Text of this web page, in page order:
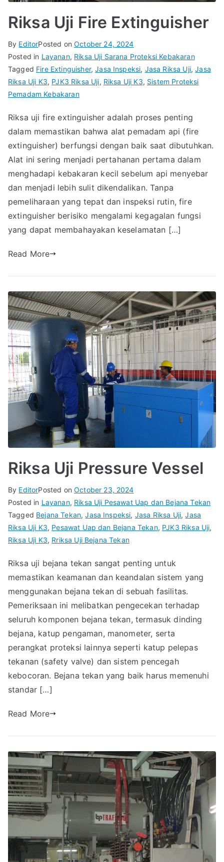
Riksa Uji Fire Extinguisher
By EditorPosted onOctober 24, 2024
Posted in Layanan, Riksa Uji Sarana Proteksi Kebakaran
Tagged Fire Extinguisher,Jasa Inspeksi, Jasa Riksa Uji,Jasa
Riksa Uji K3, PJK3 Riksa Uji, Riksa Uji K3, Sistem Proteksi
Pemadam Kebakaran
Riksa uji fire extinguisher adalah proses penting
dalam memastikan bahwa alat pemadam api (fire
extinguisher) berfungsi dengan baik saat dibutuhkan.
Alat ini sering menjadi pertahanan pertama dalam
menghadapi kebakaran kecil sebelum api menyebar
dan menjadi lebih sulit dikendalikan. Tanpa
pemeliharaan yang tepat dan inspeksi rutin, fire
extinguisher berisiko mengalami kegagalan fungsi
yang dapat membahayakan keselamatan […]
Read More
Riksa Uji Pressure Vessel
By EditorPosted onOctober 23, 2024
Posted in Layanan, Riksa Uji Pesawat Uap dan Bejana Tekan
Tagged Bejana Tekan,Jasa Inspeksi, Jasa Riksa Uji,Jasa
Riksa Uji K3, Pesawat Uap dan Bejana Tekan, PJK3 Riksa Uji,
Riksa Uji K3, Rriksa Uji Bejana Tekan
Riksa uji bejana tekan sangat penting untuk
memastikan keamanan dan keandalan sistem yang
menggunakan bejana tekan di sebuah fasilitas.
Pemeriksaan ini melibatkan pengecekan terhadap
seluruh komponen bejana tekan, termasuk dinding
bejana, katup pengaman, manometer, serta
perangkat proteksi lainnya seperti katup pelepas
tekanan (safety valve) dan sistem pencegah
kebocoran. Bejana tekan yang baik harus memenuhi
standar […]
Read More